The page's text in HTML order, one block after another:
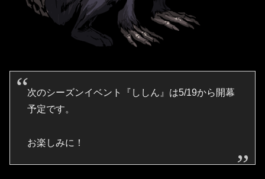
次のシーズンイベント『ししん』は5/19から開幕
予定です。
お楽しみに！